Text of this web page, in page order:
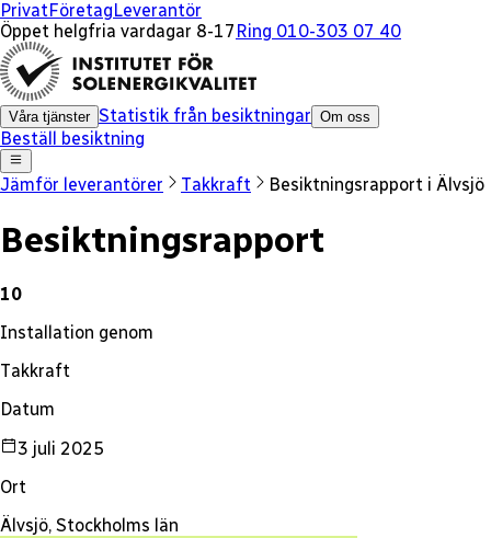
PrivatFöretagLeverantör
Öppet helgfria vardagar 8-17 Ring 010-303 07 40
Våra tjänster Statistik från besiktningar Om oss
Beställ besiktning
Jämför leverantörer Takkraft Besiktningsrapport i Älvsjö
Besiktningsrapport
10
x
Installation genom
Takkraft
Datum
3 juli 2025
Ort
Älvsjö, Stockholms län